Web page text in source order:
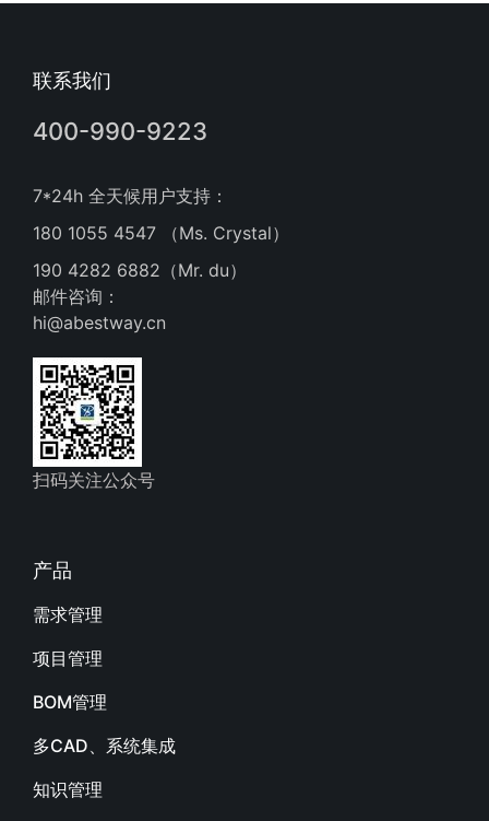
联系我们
400-990-9223
7*24h 全天候用户支持：
180 1055 4547 （Ms. Crystal）
190 4282 6882（Mr. du）
邮件咨询：
hi@abestway.cn
扫码关注公众号
产品
需求管理
项目管理
BOM管理
多CAD、系统集成
知识管理